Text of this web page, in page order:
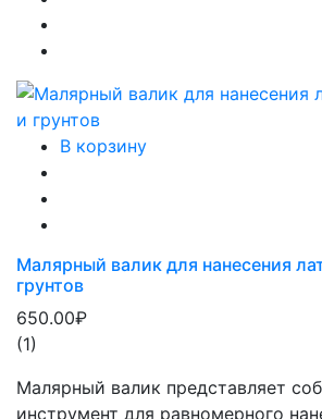
В корзину
Малярный валик для нанесения
грунтов
650.00₽
(1)
Малярный валик представляет
инструмент для равномерного